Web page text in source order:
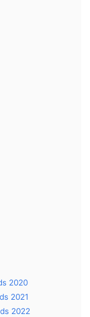
2020
2021
2022